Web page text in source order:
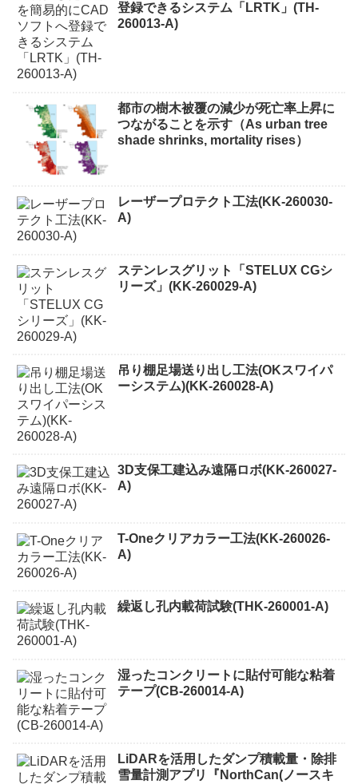
登録できるシステム「LRTK」(TH-
260013-A)
都市の樹木被覆の減少が死亡率上昇に
つながることを示す（As urban tree
shade shrinks, mortality rises）
レーザープロテクト⼯法(KK-260030-
A)
ステンレスグリット「STELUX CGシ
リーズ」(KK-260029-A)
吊り棚足場送り出し工法(OKスワイパ
ーシステム)(KK-260028-A)
3D支保工建込み遠隔ロボ(KK-260027-
A)
T-Oneクリアカラー工法(KK-260026-
A)
繰返し孔内載荷試験(THK-260001-A)
湿ったコンクリートに貼付可能な粘着
テープ(CB-260014-A)
LiDARを活用したダンプ積載量・除排
雪量計測アプリ『NorthCan(ノースキ